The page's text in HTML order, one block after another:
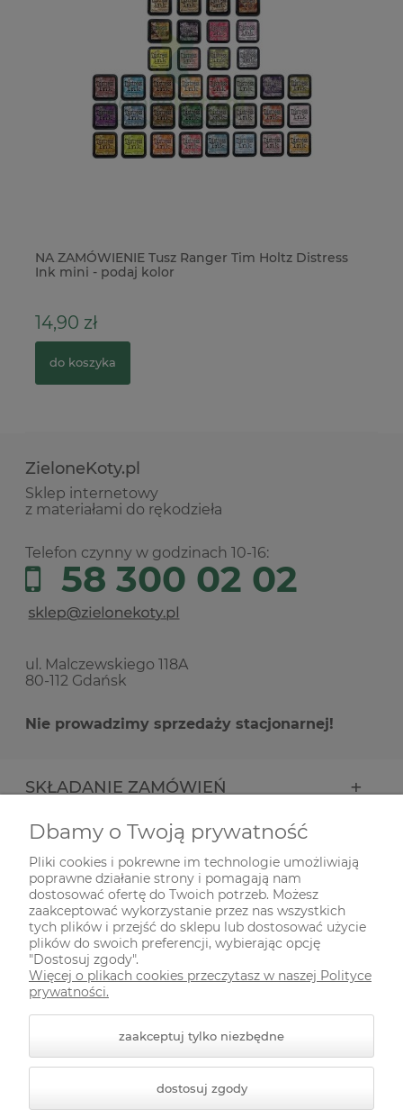
NA ZAMÓWIENIE Tusz Ranger Tim Holtz Distress
Ink mini - podaj kolor
14,90 zł
do koszyka
ZieloneKoty.pl
Sklep internetowy
z materiałami do rękodzieła
Telefon czynny w godzinach 10-16:
58 300 02 02
ul. Malczewskiego 118A
80-112 Gdańsk
Nie prowadzimy sprzedaży stacjonarnej!
SKŁADANIE ZAMÓWIEŃ
INFORMACJE
ODWIEDŹ NAS NA
Styl graficzny ShopGadget.pl
Sklep internetowy Shoper
Premium
Dbamy o Twoją prywatność
Pliki cookies i pokrewne im technologie umożliwiają
poprawne działanie strony i pomagają nam
dostosować ofertę do Twoich potrzeb. Możesz
zaakceptować wykorzystanie przez nas wszystkich
tych plików i przejść do sklepu lub dostosować użycie
plików do swoich preferencji, wybierając opcję
"Dostosuj zgody".
Więcej o plikach cookies przeczytasz w naszej Polityce
prywatności.
zaakceptuj tylko niezbędne
dostosuj zgody